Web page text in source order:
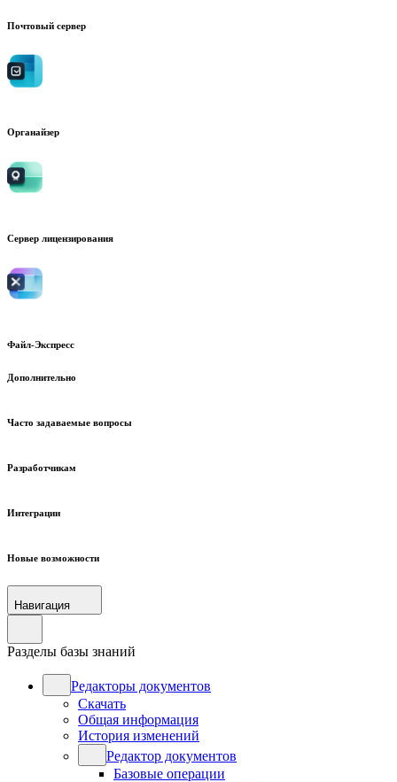
Почтовый сервер
Органайзер
Сервер лицензирования
Файл-Экспресс
Дополнительно
Часто задаваемые вопросы
Разработчикам
Интеграции
Новые возможности
Навигация
Разделы базы знаний
Редакторы документов
Скачать
Общая информация
История изменений
Редактор документов
Базовые операции